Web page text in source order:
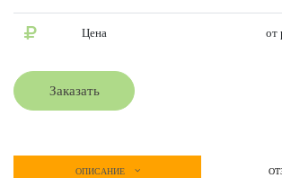
Цена от
Заказать
ОПИСАНИЕ